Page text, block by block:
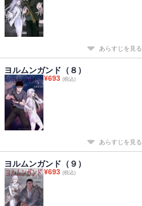
あらすじを見る
ヨルムンガンド（８）
¥693 (税込)
あらすじを見る
ヨルムンガンド（９）
¥693 (税込)